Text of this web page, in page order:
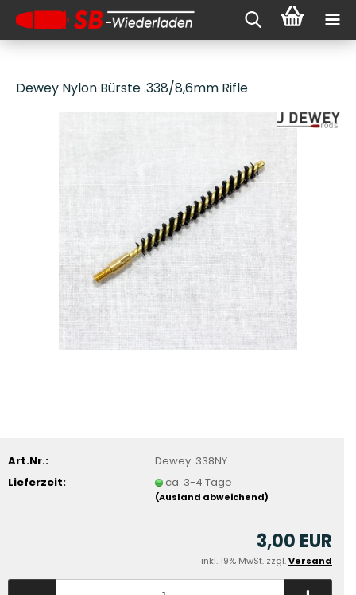
Dewey Nylon Bürste .338/8,6mm Rifle
Art.Nr.:
Dewey .338NY
Lieferzeit:
ca. 3-4 Tage
(Ausland abweichend)
3,00 EUR
inkl. 19% MwSt. zzgl.Versand